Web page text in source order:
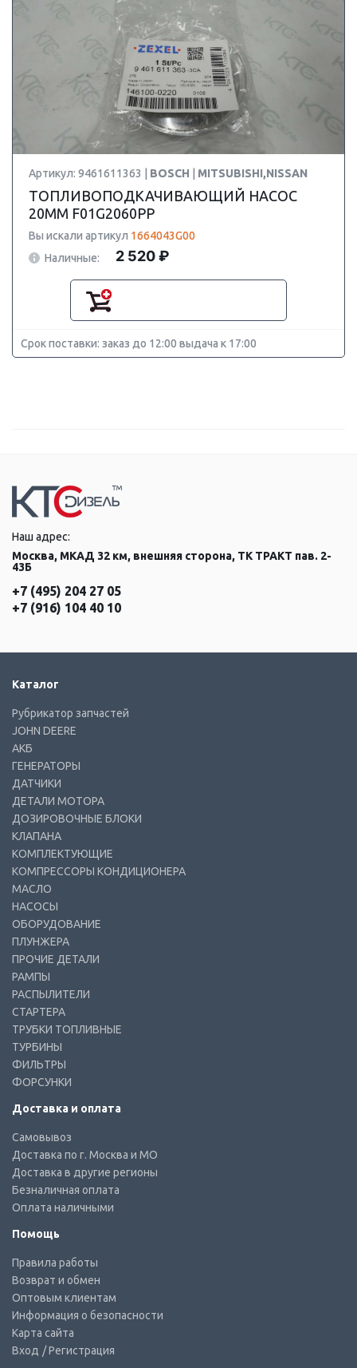
Артикул: 9461611363 | BOSCH MITSUBISHI,NISSAN
ТОПЛИВОПОДКАЧИВАЮЩИЙ НАСОС
20MM F01G2060PP
Вы искали артикул 1664043G00
Наличные:
2 520 ₽
Срок поставки: заказ до 12:00 выдача к 17:00
Наш адрес:
Москва, МКАД 32 км, внешняя сторона, ТК ТРАКТ пав. 2-
43Б
+7 (495) 204 27 05
+7 (916) 104 40 10
Каталог
Рубрикатор запчастей
JOHN DEERE
АКБ
ГЕНЕРАТОРЫ
ДАТЧИКИ
ДЕТАЛИ МОТОРА
ДОЗИРОВОЧНЫЕ БЛОКИ
КЛАПАНА
КОМПЛЕКТУЮЩИЕ
КОМПРЕССОРЫ КОНДИЦИОНЕРА
МАСЛО
НАСОСЫ
ОБОРУДОВАНИЕ
ПЛУНЖЕРА
ПРОЧИЕ ДЕТАЛИ
РАМПЫ
РАСПЫЛИТЕЛИ
СТАРТЕРА
ТРУБКИ ТОПЛИВНЫЕ
ТУРБИНЫ
ФИЛЬТРЫ
ФОРСУНКИ
Доставка и оплата
Самовывоз
Доставка по г. Москва и МО
Доставка в другие регионы
Безналичная оплата
Оплата наличными
Помощь
Правила работы
Возврат и обмен
Оптовым клиентам
Информация о безопасности
Карта сайта
Вход / Регистрация